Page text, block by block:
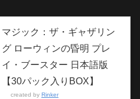
マジック：ザ・ギャザリン
グ ローウィンの昏明 プレ
イ・ブースター 日本語版
【30パック入りBOX】
created by Rinker